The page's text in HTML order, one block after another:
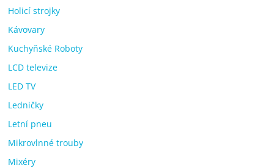
Holicí strojky
Kávovary
Kuchyňské Roboty
LCD televize
LED TV
Ledničky
Letní pneu
Mikrovlnné trouby
Mixéry